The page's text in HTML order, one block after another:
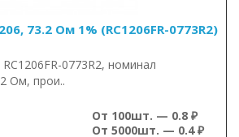
73.2 Ом 1% (RC1206FR-0773R2)
0773R2, номинал
Ом, прои..
От 100шт. — 0.8 ₽
От 5000шт. — 0.4 ₽